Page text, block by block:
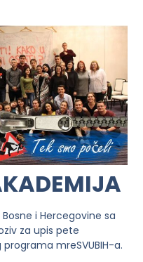
i Hercegovine sa
za upis pete
mreSVUBIH-a.